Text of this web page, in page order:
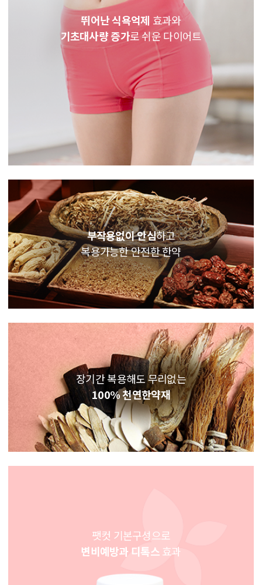
뛰어난 식욕억제 효과와
기초대사량 증가로 쉬운 다이어트
부작용없이 안심하고
복용가능한 안전한 한약
장기간 복용해도 무리없는
100% 천연한약재
팻컷 기본구성으로
변비예방과 디톡스효과